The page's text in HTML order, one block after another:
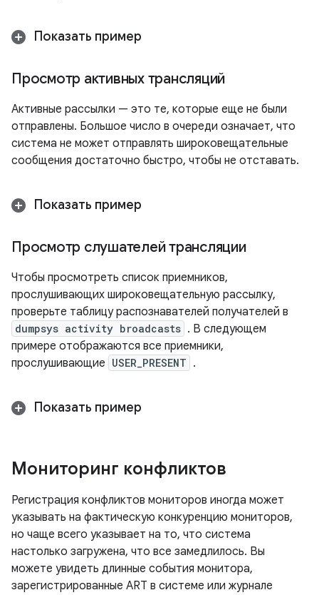
Показать пример
Просмотр активных трансляций
Активные рассылки — это те, которые еще не были
отправлены. Большое число в очереди означает, что
система не может отправлять широковещательные
сообщения достаточно быстро, чтобы не отставать.
Показать пример
Просмотр слушателей трансляции
Чтобы просмотреть список приемников,
прослушивающих широковещательную рассылку,
проверьте таблицу распознавателей получателей в
dumpsys activity broadcasts . В следующем
примере отображаются все приемники,
прослушивающие USER_PRESENT .
Показать пример
Мониторинг конфликтов
Регистрация конфликтов мониторов иногда может
указывать на фактическую конкуренцию мониторов,
но чаще всего указывает на то, что система
настолько загружена, что все замедлилось. Вы
можете увидеть длинные события монитора,
зарегистрированные ART в системе или журнале